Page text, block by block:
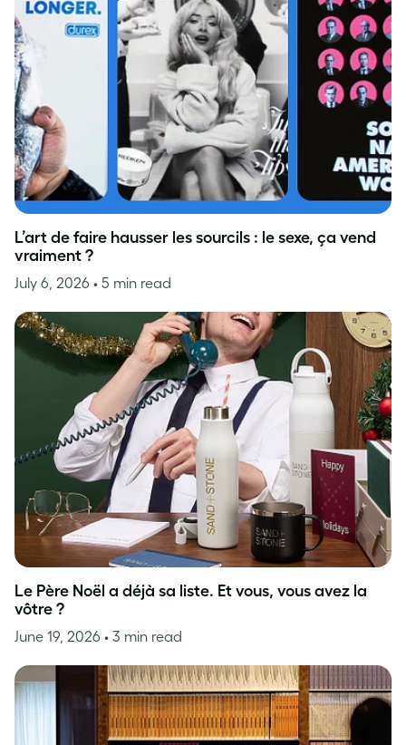
L’art de faire hausser les sourcils : le sexe, ça vend
vraiment ?
July 6, 2026 • 5 min read
Le Père Noël a déjà sa liste. Et vous, vous avez la
vôtre ?
June 19, 2026 • 3 min read